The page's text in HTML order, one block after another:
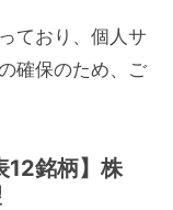
ており、個人サ
確保のため、ご
12銘柄】株